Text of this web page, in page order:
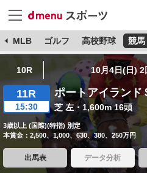
MLB ゴルフ 高校野球 競馬
10R 10月4日(日) 2
11R
15:30
ポートアイランド
芝 左・1,600m 16頭
3歳以上 (国際)(特指) 別定
本賞金：2,500、1,000、630、380、250万円
出馬表 データ分析